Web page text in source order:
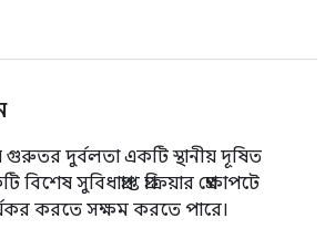
গুরুতর দুর্বলতা একটি স্থানীয় দূষিত
সুবিধাপ্রাপ্ত প্রক্রিয়ার প্রেক্ষাপটে
করতে সক্ষম করতে পারে।